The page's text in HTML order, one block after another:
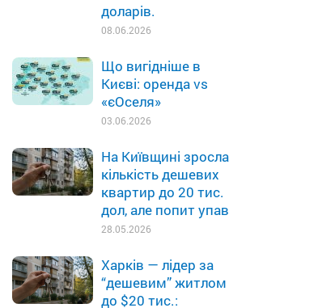
доларів.
08.06.2026
Що вигідніше в
Києві: оренда vs
«єОселя»
03.06.2026
На Київщині зросла
кількість дешевих
квартир до 20 тис.
дол, але попит упав
28.05.2026
Харків — лідер за
“дешевим” житлом
до $20 тис.: